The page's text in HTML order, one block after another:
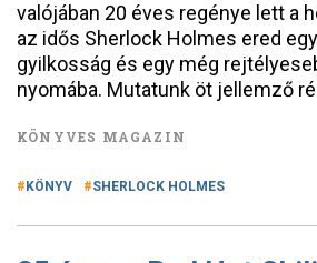
valójában 20 éves regénye lett a
az idős Sherlock Holmes ered
gyilkosság és egy még
nyomába. Mutatunk öt jellemző
KÖNYVES MAGAZIN
KÖNYV SHERLOCK HOLMES